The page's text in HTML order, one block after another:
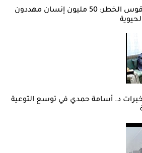
وزير الصحة يدق ناقوس الخطر: 50 مليون إنسان مهددون
د. أسامة حمدي في توسع التوعية